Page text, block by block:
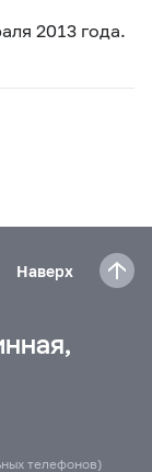
2013 года.
Наверх
телефонов)